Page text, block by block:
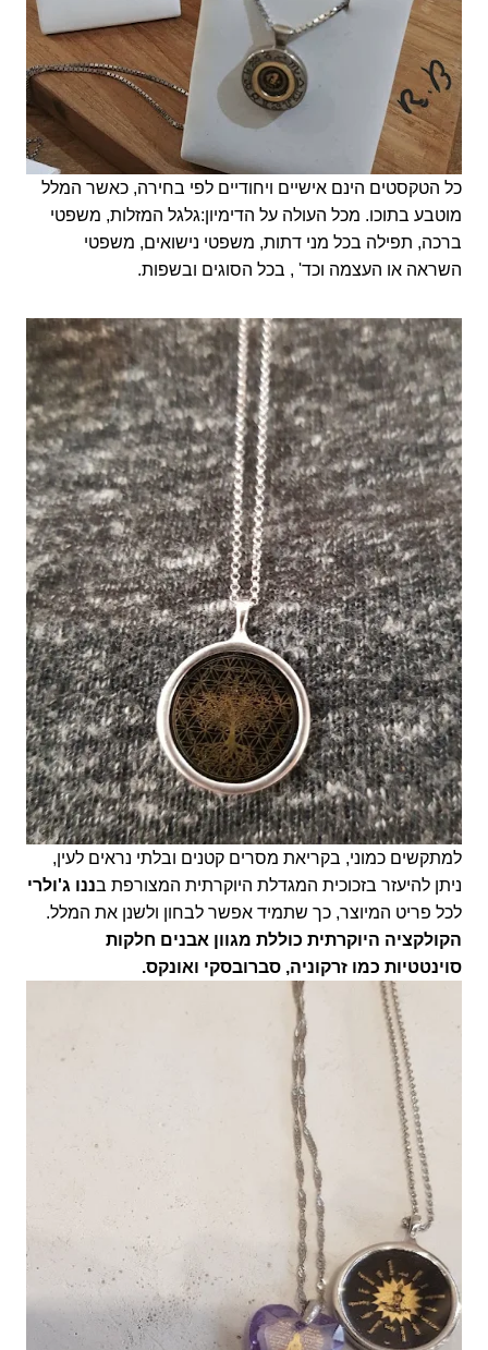
כל הטקסטים הינם אישיים ויחודיים לפי בחירה, כאשר המלל
מוטבע בתוכו. מכל העולה על הדימיון:גלגל המזלות, משפטי
ברכה, תפילה בכל מני דתות, משפטי נישואים, משפטי
השראה או העצמה וכד' , בכל הסוגים ובשפות.
למתקשים כמוני, בקריאת מסרים קטנים ובלתי נראים לעין,
ניתן להיעזר בזכוכית המגדלת היוקרתית המצורפת בננו ג'ולרי
לכל פריט המיוצר, כך שתמיד אפשר לבחון ולשנן את המלל.
הקולקציה היוקרתית כוללת מגוון אבנים חלקות
סוינטטיות כמו זרקוניה, סברובסקי ואונקס.